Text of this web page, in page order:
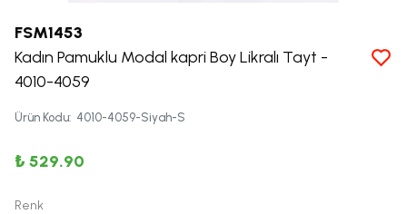
FSM1453
Kadın Pamuklu Modal kapri Boy Likralı Tayt -
4010-4059
Ürün Kodu: 4010-4059-Siyah-S
₺ 529.90
Renk